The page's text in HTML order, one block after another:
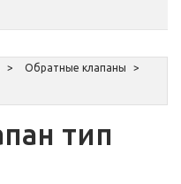
Обратные клапаны
тип